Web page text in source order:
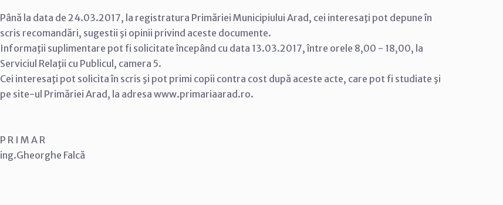
Până la data de 24.03.2017, la registratura Primăriei Municipiului Arad, cei interesaţi pot depune în
scris recomandări, sugestii şi opinii privind aceste documente.
Informaţii suplimentare pot fi solicitate începând cu data 13.03.2017, între orele 8,00 - 18,00, la
Serviciul Relaţii cu Publicul, camera 5.
Cei interesaţi pot solicita în scris şi pot primi copii contra cost după aceste acte, care pot fi studiate şi
pe site-ul Primăriei Arad, la adresa www.primariaarad.ro.
P R I M A R
ing.Gheorghe Falcă